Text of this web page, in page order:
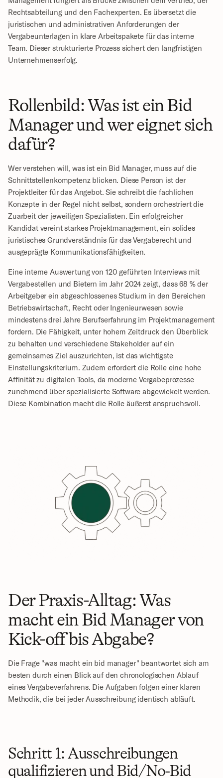
Rechtsabteilung und den Fachexperten. Es übersetzt die
juristischen und administrativen Anforderungen der
Vergabeunterlagen in klare Arbeitspakete für das interne
Team. Dieser strukturierte Prozess sichert den langfristigen
Unternehmenserfolg.
Rollenbild: Was ist ein Bid
Manager und wer eignet sich
dafür?
Wer verstehen will, was ist ein Bid Manager, muss auf die
Schnittstellenkompetenz blicken. Diese Person ist der
Projektleiter für das Angebot. Sie schreibt die fachlichen
Konzepte in der Regel nicht selbst, sondern orchestriert die
Zuarbeit der jeweiligen Spezialisten. Ein erfolgreicher
Kandidat vereint starkes Projektmanagement, ein solides
juristisches Grundverständnis für das Vergaberecht und
ausgeprägte Kommunikationsfähigkeiten.
Eine interne Auswertung von 120 geführten Interviews mit
Vergabestellen und Bietern im Jahr 2024 zeigt, dass 68 % der
Arbeitgeber ein abgeschlossenes Studium in den Bereichen
Betriebswirtschaft, Recht oder Ingenieurwesen sowie
mindestens drei Jahre Berufserfahrung im Projektmanagement
fordern. Die Fähigkeit, unter hohem Zeitdruck den Überblick
zu behalten und verschiedene Stakeholder auf ein
gemeinsames Ziel auszurichten, ist das wichtigste
Einstellungskriterium. Zudem erfordert die Rolle eine hohe
Affinität zu digitalen Tools, da moderne Vergabeprozesse
zunehmend über spezialisierte Software abgewickelt werden.
Diese Kombination macht die Rolle äußerst anspruchsvoll.
Der Praxis-Alltag: Was
macht ein Bid Manager von
Kick-off bis Abgabe?
Die Frage "was macht ein bid manager" beantwortet sich am
besten durch einen Blick auf den chronologischen Ablauf
eines Vergabeverfahrens. Die Aufgaben folgen einer klaren
Methodik, die bei jeder Ausschreibung identisch abläuft.
Schritt 1: Ausschreibungen
qualifizieren und Bid/No-Bid